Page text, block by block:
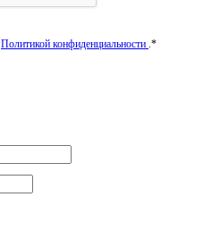
Политикой конфиденциальности .*